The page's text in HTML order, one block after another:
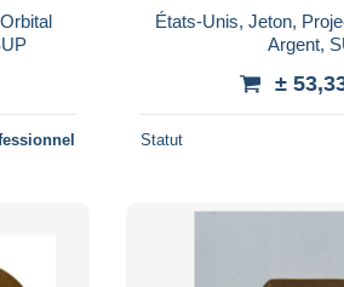
États-Unis, Jeton,
Argent,
±
Statut